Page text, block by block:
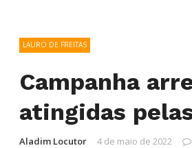
LAURO DE FREITAS
Campanha
atingidas
Aladim Locutor 4 de maio de 2022